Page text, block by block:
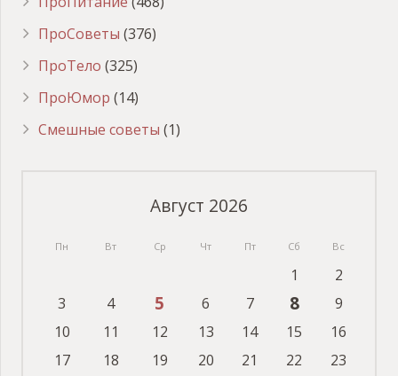
ПроСоветы (376)
ПроТело (325)
ПроЮмор (14)
Смешные советы (1)
Август 2026
Пн Вт Ср Чт Пт Сб Вс
1
2
3
4 5 6 7 8
9
10
11 12 13 14 15
16
17
18 19 20 21 22
23